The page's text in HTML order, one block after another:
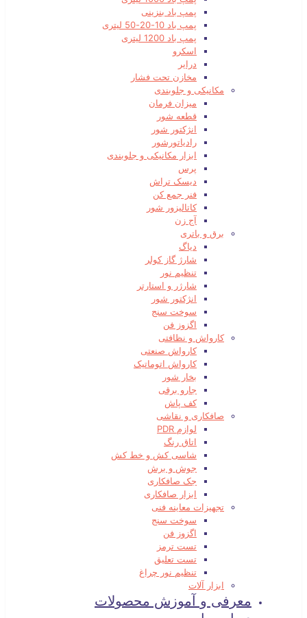
پمپ باد بنزینی
پمپ باد 10-20-50 لیتری
پمپ باد 1200 لیتری
اسکرو
درایر
مخازن تحت فشار
مکانیکی و جلوبندی
میزان فرمان
قطعه شور
انژکتور شور
رادیاتورشور
ابزار مکانیکی و جلوبندی
پرس
دیسک تراش
فنر جمع کن
کاتالیزور شور
آج زن
برق و باتری
دیاگ
شارژ گاز کولر
تنظیم نور
شارژر و استارتر
انژکتور شور
سوخت سنج
اگزوز فن
کارواش و نظافتی
کارواش صنعتی
کارواش اتوماتیک
بخار شور
جارو برقی
کف پاش
صافکاری و نقاشی
لوازم PDR
اتاق رنگ
شاسی کش و خط کش
جوش و برش
جک صافکاری
ابزار صافکاری
تجهیزات معاینه فنی
سوخت سنج
اگزوز فن
تست ترمز
تست تعلیق
تنظیم نور چراغ
ابزار آلات
معرفی و آموزش محصولات